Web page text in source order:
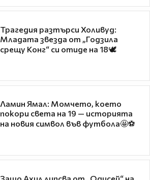
Трагедия разтърси Холивуд:
Младата звезда от „Годзила
срещу Конг“ си отиде на 18🕊️
Ламин Ямал: Момчето, което
покори света на 19 — историята
на новия символ във футбола🤩⚽
Защо Ахил липсва от „Одисей“ на